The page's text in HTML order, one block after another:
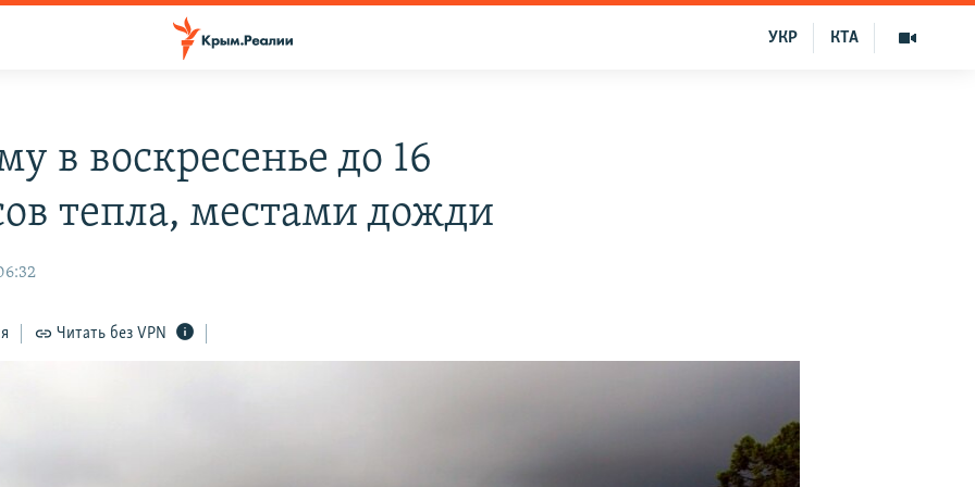
КТА
УКР
в воскресенье до 16
тепла, местами дожди
Читать без VPN